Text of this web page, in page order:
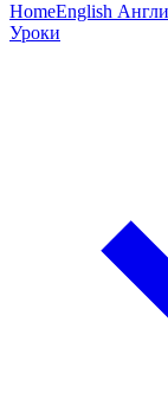
HomeEnglish
Уроки